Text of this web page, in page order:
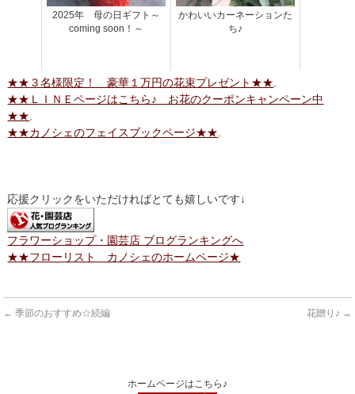
2025年 母の日ギフト～
coming soon！～
かわいいカーネーションた
ち♪
★★３名様限定！ 豪華１万円の花束プレゼント★★
★★ＬＩＮＥページはこちら♪ お花のクーポンキャンペーン中
★★
★★カノシェのフェイスブックページ★★
応援クリックをいただければとても嬉しいです↓
フラワーショップ・園芸店 ブログランキングへ
★★フローリスト カノシェのホームページ★
← 季節のおすすめ☆続編 花贈り♪ →
ホームページはこちら♪